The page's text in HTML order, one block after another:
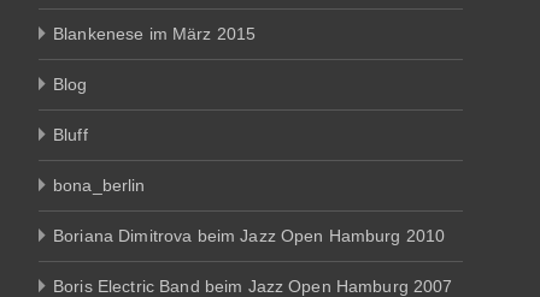
Blankenese im März 2015
Blog
Bluff
bona_berlin
Boriana Dimitrova beim Jazz Open Hamburg 2010
Boris Electric Band beim Jazz Open Hamburg 2007